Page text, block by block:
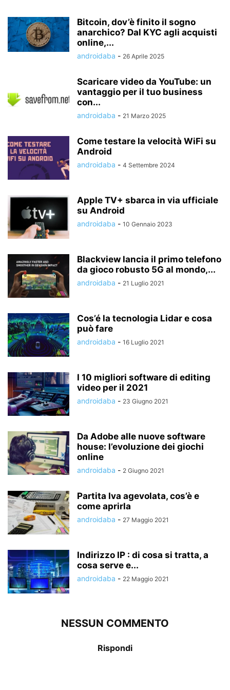
Bitcoin, dov’è finito il sogno
anarchico? Dal KYC agli acquisti
online,...
androidaba - 26 Aprile 2025
Scaricare video da YouTube: un
vantaggio per il tuo business
con...
androidaba - 21 Marzo 2025
Come testare la velocità WiFi su
Android
androidaba - 4 Settembre 2024
Apple TV+ sbarca in via ufficiale
su Android
androidaba - 10 Gennaio 2023
Blackview lancia il primo telefono
da gioco robusto 5G al mondo,...
androidaba - 21 Luglio 2021
Cos’é la tecnologia Lidar e cosa
può fare
androidaba - 16 Luglio 2021
I 10 migliori software di editing
video per il 2021
androidaba - 23 Giugno 2021
Da Adobe alle nuove software
house: l’evoluzione dei giochi
online
androidaba - 2 Giugno 2021
Partita Iva agevolata, cos’è e
come aprirla
androidaba - 27 Maggio 2021
Indirizzo IP : di cosa si tratta, a
cosa serve e...
androidaba - 22 Maggio 2021
NESSUN COMMENTO
Rispondi